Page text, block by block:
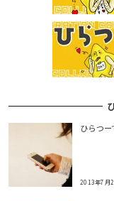
ひらつ
2013年7月2